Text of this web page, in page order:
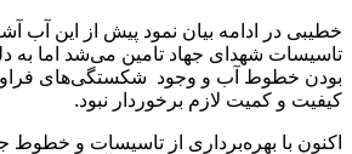
تاسیسات شهدای جهاد تامین می‌شد اما به
بودن خطوط آب و وجود شکستگی‌های
کیفیت و کمیت لازم برخوردار نبود.
اکنون با بهره‌برداری از تاسیسات و خطوط